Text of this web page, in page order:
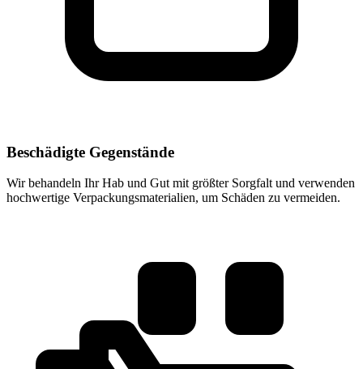
Beschädigte Gegenstände
Wir behandeln Ihr Hab und Gut mit größter Sorgfalt und verwenden
hochwertige Verpackungsmaterialien, um Schäden zu vermeiden.